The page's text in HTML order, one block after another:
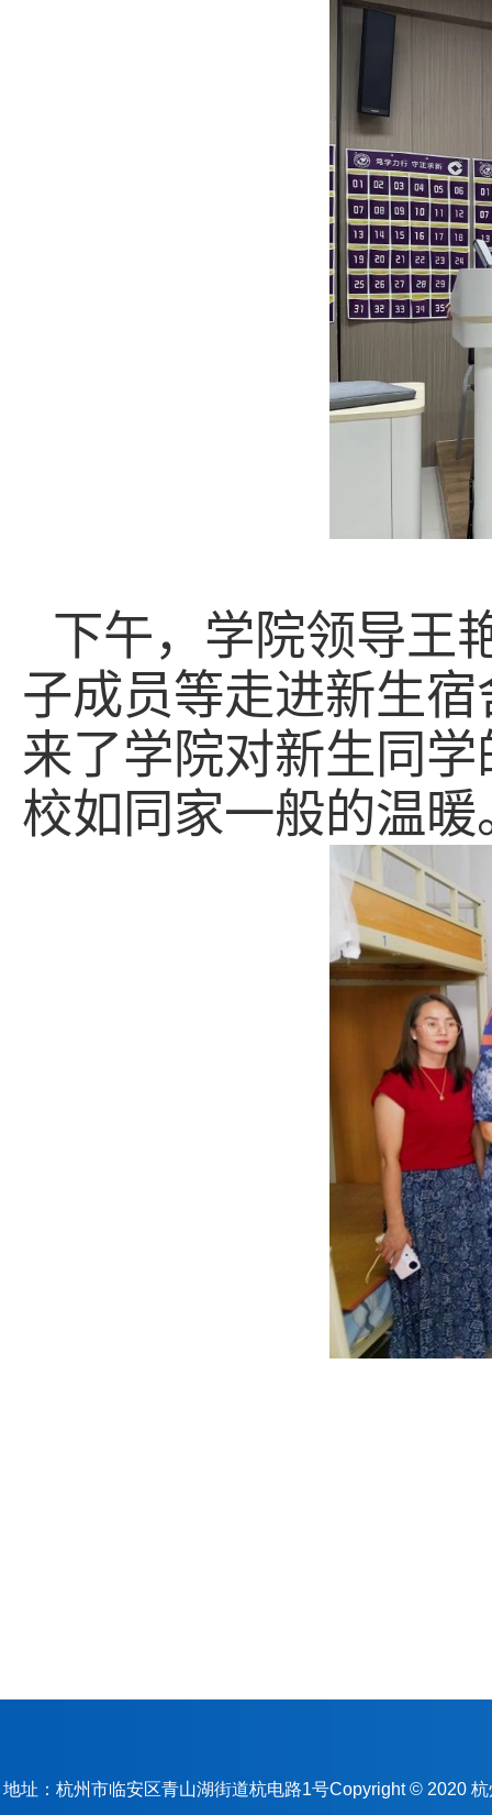
下午，学院领导王
子成员等走进新生
来了学院对新生同
校如同家一般的温暖
地址：杭州市临安区青山湖街道杭电路1号Copyright © 2020